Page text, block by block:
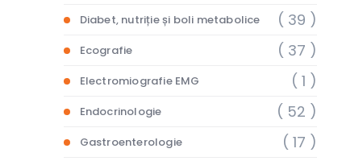
Diabet, nutriție și boli metabolice ( 39 )
Ecografie ( 37 )
Electromiografie EMG ( 1 )
Endocrinologie ( 52 )
Gastroenterologie ( 17 )